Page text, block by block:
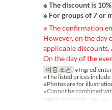
※ The discount is
※ For groups of 7 or
※ The confirmation
However, on the day
applicable
On the day of the
이용 조건 ※Ingredients
※The listed prices include
※Photos are for
※Cannot be combined
예약 가능 기간
7월 4일